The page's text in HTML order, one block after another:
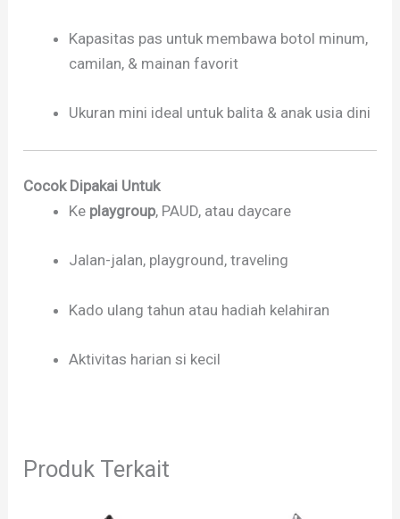
Kapasitas pas untuk membawa botol minum,
camilan, & mainan favorit
Ukuran mini ideal untuk balita & anak usia dini
Cocok Dipakai Untuk
Ke playgroup, PAUD, atau daycare
Jalan-jalan, playground, traveling
Kado ulang tahun atau hadiah kelahiran
Aktivitas harian si kecil
Produk Terkait